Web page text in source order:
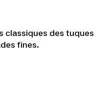
classiques des tuques
fines.